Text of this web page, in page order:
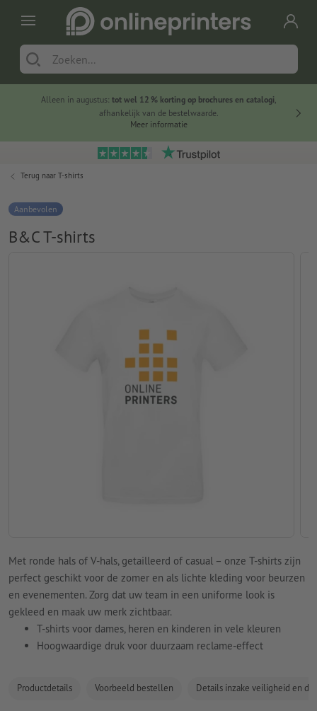
Alleen in augustus: tot wel 12 % korting op brochures en catalogi,
afhankelijk van de bestelwaarde.
Meer informatie
Terug naar T-shirts
Aanbevolen
B&C T-shirts
Met ronde hals of V-hals, getailleerd of casual – onze T-shirts zijn
perfect geschikt voor de zomer en als lichte kleding voor beurzen
en evenementen. Zorg dat uw team in een uniforme look is
gekleed en maak uw merk zichtbaar.
T-shirts voor dames, heren en kinderen in vele kleuren
Hoogwaardige druk voor duurzaam reclame-effect
Productdetails Voorbeeld bestellen Details inzake veiligheid en